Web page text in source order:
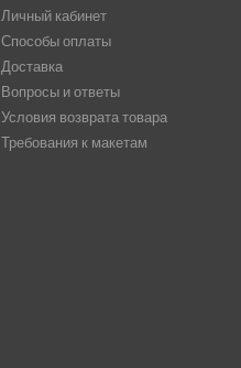
Личный кабинет
Способы оплаты
Доставка
Вопросы и ответы
Условия возврата товара
Требования к макетам